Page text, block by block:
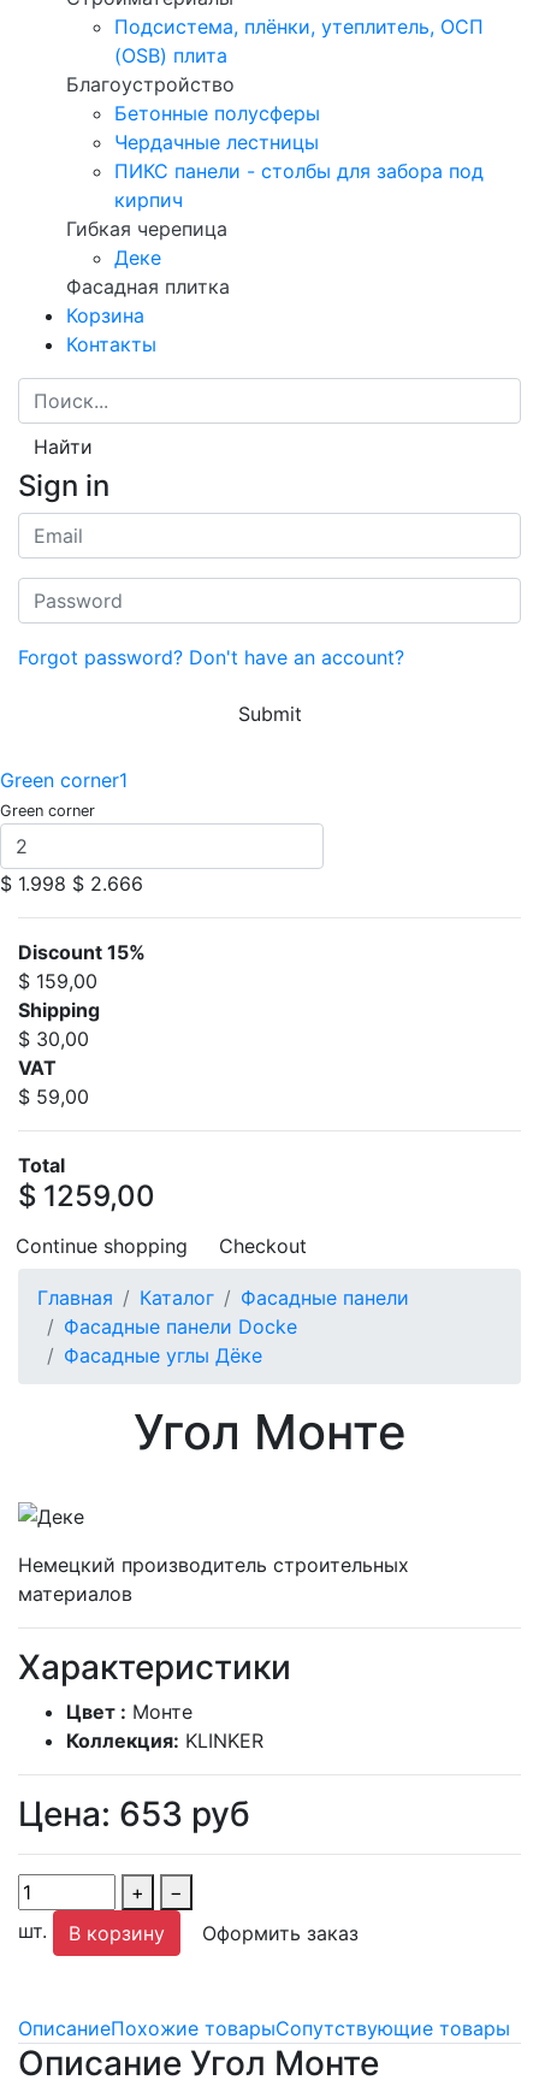
Подсистема, плёнки, утеплитель, ОСП
(OSB) плита
Благоустройство
Бетонные полусферы
Чердачные лестницы
ПИКС панели - столбы для забора под
кирпич
Гибкая черепица
Деке
Фасадная плитка
Корзина
Контакты
Найти
Sign in
Forgot password? Don't have an account?
Submit
Green corner1
Green corner
$ 1.998 $ 2.666
Discount 15%
$ 159,00
Shipping
$ 30,00
VAT
$ 59,00
Total
$ 1259,00
Continue shopping Checkout
Главная Каталог
Фасадные панели
Фасадные панели Docke
Фасадные углы Дёке
Угол Монте
Немецкий производитель строительных
материалов
Характеристики
Цвет : Монте
Коллекция: KLINKER
Цена: 653 руб
+
−
шт.
В корзину Оформить заказ
ОписаниеПохожие товарыСопутствующие товары
Описание Угол Монте